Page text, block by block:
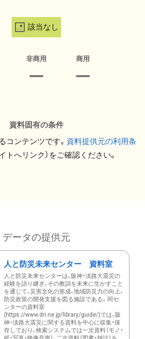
該当なし
非商用 商用
資料固有の条件
コンテンツです。 資料提供元の利用条
トへリンク）をご確認ください。
データの提供元
人と防災未来センター 資料室
人と防災未来センターは、阪神・淡路大震災の
経験を語り継ぎ、その教訓を未来に生かすこと
を通じて、災害文化の形成、地域防災力の向上、
防災政策の開発支援を図る施設である。同セ
ンターの資料室
(https://www.dri.ne.jp/library/guide/)では、阪
神・淡路大震災に関する資料を中心に収集・保
存しており、検索システムでは一次資料（モノ・